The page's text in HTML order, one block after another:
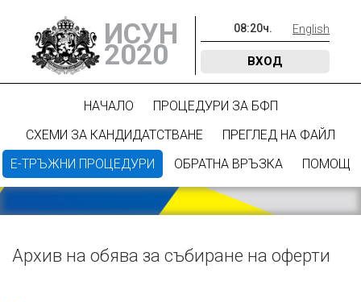
ИСУН
2020
08:20ч. English
ВХОД
НАЧАЛО
ПРОЦЕДУРИ ЗА БФП
СХЕМИ ЗА КАНДИДАТСТВАНЕ
ПРЕГЛЕД НА ФАЙЛ
Е-ТРЪЖНИ ПРОЦЕДУРИ
ОБРАТНА ВРЪЗКА ПОМОЩ
Архив на обява за събиране на оферти